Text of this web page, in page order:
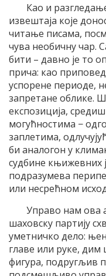
Као и
извештаја које
читање писама,
чува необичну чар.
бити – давно је то
прича: као
успорене периоде,
запретане облике.
експозиција,
могућностима −
заплетима,
би аналогон у
судбине књижевних
подразумева
или несрећном
Управо нам ова
шаховску партију
уметничко дело:
главе или руке, дим
фигура, подругљив